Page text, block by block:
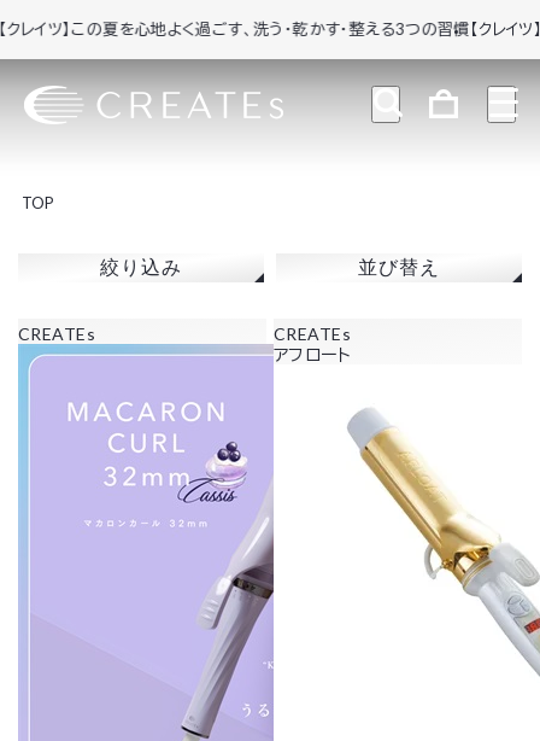
ツ】この夏を心地よく過ごす、洗う・乾かす・整える3つの習慣【クレイツ】こ
TOP
絞り込み 並び替え
CREATEs
CREATEs
アフロート